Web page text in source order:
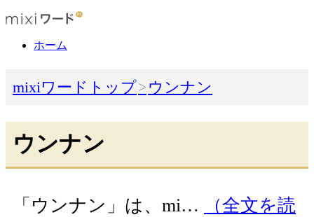
ホーム
mixiワードトップ ウンナン
ウンナン
「ウンナン」は、mi…
（全文を読